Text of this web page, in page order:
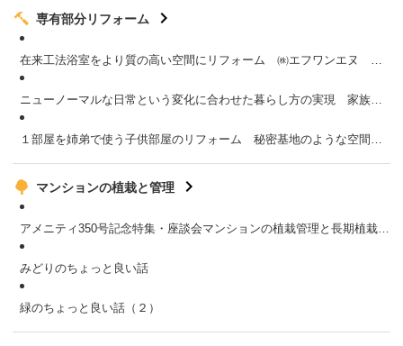
専有部分リフォーム
在来工法浴室をより質の高い空間にリフォーム ㈱エフワンエヌ エフユニックス
ニューノーマルな日常という変化に合わせた暮らし方の実現 家族それぞれの居住空間と共有空間
１部屋を姉弟で使う子供部屋のリフォーム 秘密基地のような空間に大喜び
マンションの植栽と管理
アメニティ350号記念特集・座談会マンションの植栽管理と長期植栽計画
みどりのちょっと良い話
緑のちょっと良い話（２）